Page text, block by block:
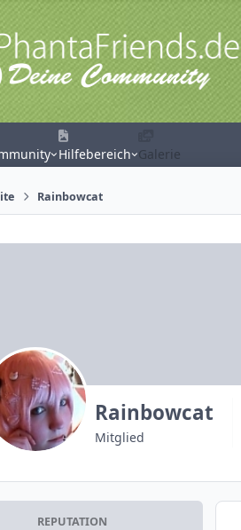
Hilfebereich Galerie
Rainbowcat
Rainbowcat
Mitglied
REPUTATION